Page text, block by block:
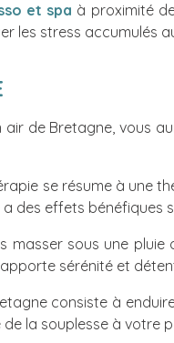
et spa à proximité
les stress accumulés
de Bretagne, vous
se résume à une
des effets bénéfiques
sous une pluie
sérénité et
consiste à
la souplesse à votre